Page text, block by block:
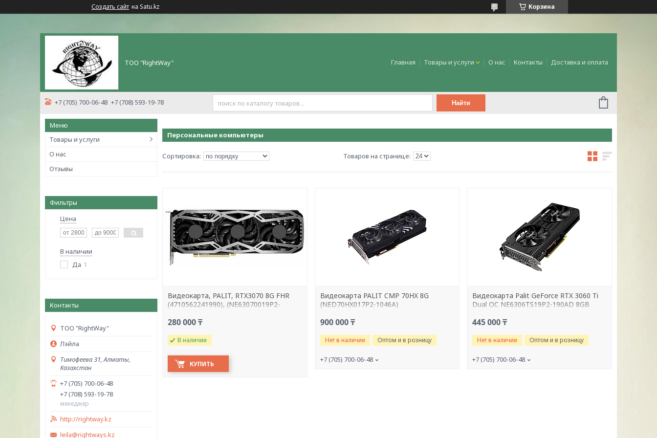
Создать сайт на Satu.kz Корзина
ТОО "RightWay" Главная Товары и услуги О нас Контакты Доставка и оплата
+7 (705) 700-06-48 +7 (708) 593-19-78 Найти
Товары и услуги
О нас
Отзывы
Фильтры
Цена
В наличии
Да 1
Контакты
ТОО "RightWay"
Лэйла
Тимофеева 31, Алматы,
Казахстан
+7 (705) 700-06-48
+7 (708) 593-19-78
менеджер
http://rightway.kz
leila@rightways.kz
Персональные компьютеры
Видеокарта, PALIT, RTX3070 8G FHR
(4710562241990), (NE63070019P2-
Чёрная коро
280 000 ₸
В наличии
КУПИТЬ
Видеокарта PALIT CMP 70HX 8G
(NED70HX017P2-1046A)
900 000 ₸
Нет в наличии Оптом и в розницу
+7 (705) 700-06-48
Видеокарта Palit GeForce RTX 3060 Ti
Dual OC NE6306TS19P2-190AD 8GB
445 000 ₸
Нет в наличии Оптом и в розницу
+7 (705) 700-06-48